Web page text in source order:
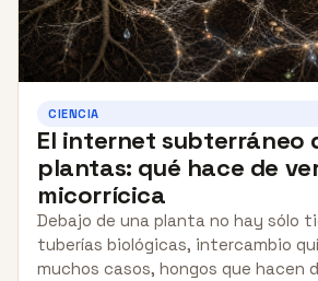
CIENCIA
El internet subterráneo
plantas: qué hace de
micorrícica
Debajo de una planta no hay sólo
tuberías biológicas, intercambio
muchos casos, hongos que hacen